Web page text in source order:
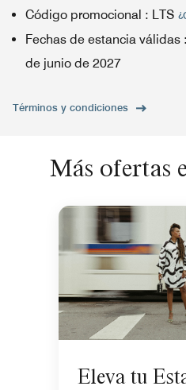
Código promocional : LTS
Fechas de estancia válidas :
de junio de 2027
Términos y condiciones
Más ofertas
Eleva tu